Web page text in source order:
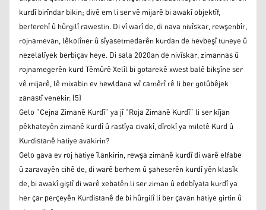
kurdî birîndar bikin; divê em li ser vê mijarê bi awakî objektîf,
berferehî û hûrgilî rawestin. Di vî warî de, di nava nivîskar, rewşenbîr,
rojnamevan, lêkolîner û sîyasetmedarên kurdan de hevbeşî tuneye û
nezelalîyek berbiçav heye. Di sala 2020an de nivîskar, zimannas û
rojnamegerên kurd Têmûrê Xelîl bi gotarekê xwest balê bikşîne ser
vê mijarê, lê mixabin ev hewldana wî camêrî rê li ber gotûbêjek
zanastî venekir. (5)
Gelo ”Cejna Zimanê Kurdî” ya jî ”Roja Zimanê Kurdî” li ser kîjan
pêkhateyên zimanê kurdî û rastîya civakî, dîrokî ya miletê Kurd û
Kurdistanê hatiye avakirin?
Gelo gava ev roj hatiye îlankirin, rewşa zimanê kurdî di warê elfabe
û zaravayên cihê de, di warê berhem û şaheserên kurdî yên klasîk
de, bi awakî giştî di warê xebatên li ser ziman û edebîyata kurdî ya
her çar perçeyên Kurdistanê de bi hûrgilî li ber çavan hatiye girtin û